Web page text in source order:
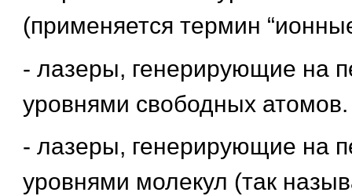
(применяется термин
- лазеры, генерирующие на
уровнями свободных атомов.
- лазеры, генерирующие на
уровнями молекул (так